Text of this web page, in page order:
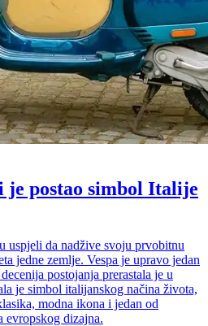
je postao simbol Italije
uspjeli da nadžive svoju prvobitnu
jedne zemlje. Vespa je upravo jedan
postojanja prerastala je u
je simbol italijanskog načina života,
modna ikona i jedan od
dizajna.